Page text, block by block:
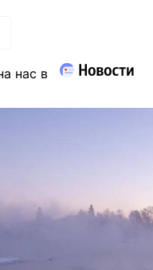
нас в